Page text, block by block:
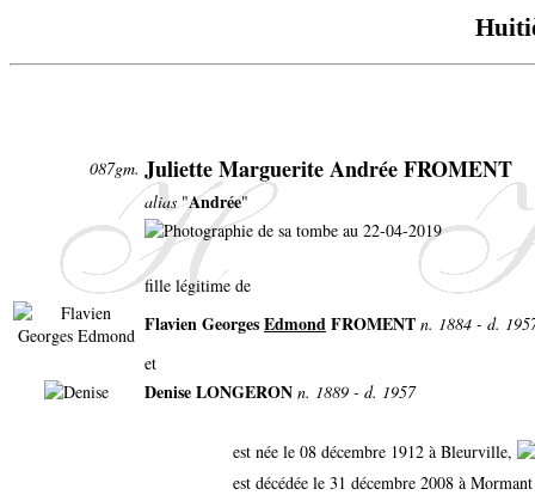
087gm. Juliette Marguerite Andrée FROMENT
alias"Andrée"
fille légitime de
Flavien GeorgesEdmondFROMENT n. 1884 - d.
et
Denise LONGERON n. 1889 - d. 1957
est née le 08 décembre 1912 à Bleurville,
est décédée le 31 décembre 2008 à